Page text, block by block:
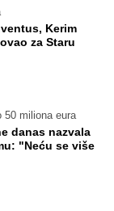
Kerim
za Staru
50 miliona eura
danas nazvala
"Neću se više